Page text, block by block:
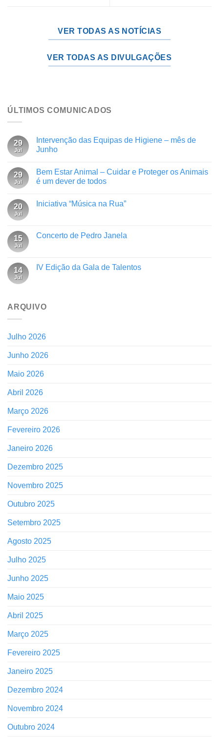
VER TODAS AS NOTÍCIAS
VER TODAS AS DIVULGAÇÕES
ÚLTIMOS COMUNICADOS
29
Jul
Intervenção das Equipas de Higiene – mês de
Junho
29
Jul
Bem Estar Animal – Cuidar e Proteger os Animais
é um dever de todos
20
Jul
Iniciativa “Música na Rua”
15
Jul
Concerto de Pedro Janela
14
Jul
IV Edição da Gala de Talentos
ARQUIVO
Julho 2026
Junho 2026
Maio 2026
Abril 2026
Março 2026
Fevereiro 2026
Janeiro 2026
Dezembro 2025
Novembro 2025
Outubro 2025
Setembro 2025
Agosto 2025
Julho 2025
Junho 2025
Maio 2025
Abril 2025
Março 2025
Fevereiro 2025
Janeiro 2025
Dezembro 2024
Novembro 2024
Outubro 2024